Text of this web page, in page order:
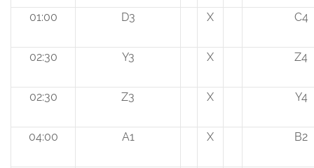
01:00 D3 X C4
02:30 Y3 X Z4
02:30 Z3 X Y4
04:00 A1 X B2